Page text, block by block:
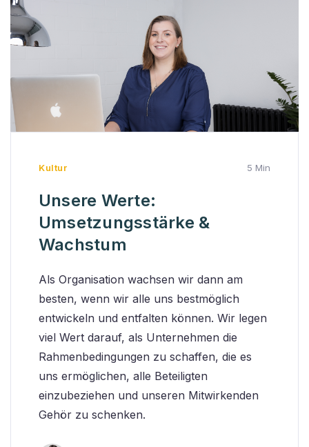
Kultur 5 Min
Unsere Werte:
Umsetzungsstärke &
Wachstum
Als Organisation wachsen wir dann am
besten, wenn wir alle uns bestmöglich
entwickeln und entfalten können. Wir legen
viel Wert darauf, als Unternehmen die
Rahmenbedingungen zu schaffen, die es
uns ermöglichen, alle Beteiligten
einzubeziehen und unseren Mitwirkenden
Gehör zu schenken.